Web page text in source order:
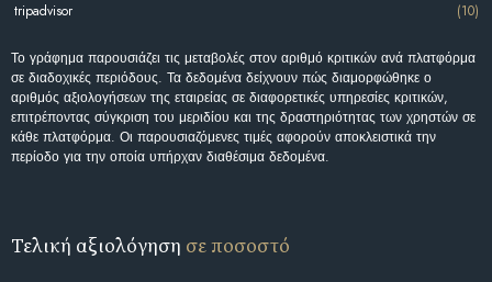
tripadvisor
(10)
Το γράφημα παρουσιάζει τις μεταβολές στον αριθμό κριτικών ανά πλατφόρμα
σε διαδοχικές περιόδους. Τα δεδομένα δείχνουν πώς διαμορφώθηκε ο
αριθμός αξιολογήσεων της εταιρείας σε διαφορετικές υπηρεσίες κριτικών,
επιτρέποντας σύγκριση του μεριδίου και της δραστηριότητας των χρηστών σε
κάθε πλατφόρμα. Οι παρουσιαζόμενες τιμές αφορούν αποκλειστικά την
περίοδο για την οποία υπήρχαν διαθέσιμα δεδομένα.
Τελική αξιολόγηση σε ποσοστό